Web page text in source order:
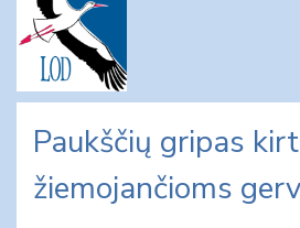
content
Paukščių gripas
žiemojančioms